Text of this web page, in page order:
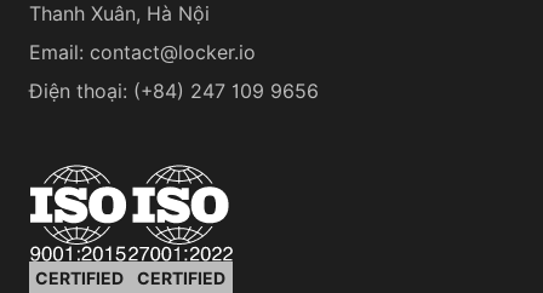
Thanh Xuân, Hà Nội
Email: contact@locker.io
Điện thoại: (+84) 247 109 9656
CERTIFIED CERTIFIED